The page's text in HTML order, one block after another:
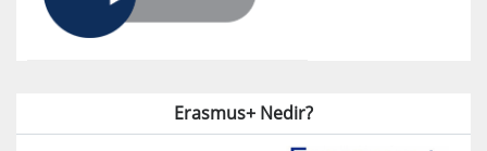
Erasmus+ Nedir?